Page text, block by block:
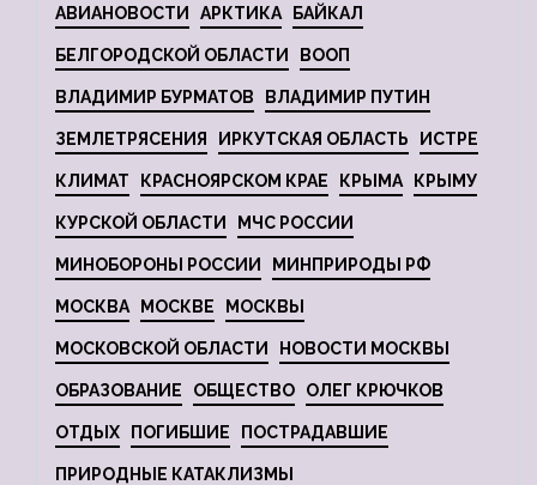
АВИАНОВОСТИ АРКТИКА БАЙКАЛ
БЕЛГОРОДСКОЙ ОБЛАСТИ ВООП
ВЛАДИМИР БУРМАТОВ ВЛАДИМИР ПУТИН
ЗЕМЛЕТРЯСЕНИЯ ИРКУТСКАЯ ОБЛАСТЬ ИСТРЕ
КЛИМАТ КРАСНОЯРСКОМ КРАЕ КРЫМА КРЫМУ
КУРСКОЙ ОБЛАСТИ МЧС РОССИИ
МИНОБОРОНЫ РОССИИ МИНПРИРОДЫ РФ
МОСКВА МОСКВЕ МОСКВЫ
МОСКОВСКОЙ ОБЛАСТИ НОВОСТИ МОСКВЫ
ОБРАЗОВАНИЕ ОБЩЕСТВО ОЛЕГ КРЮЧКОВ
ОТДЫХ ПОГИБШИЕ ПОСТРАДАВШИЕ
ПРИРОДНЫЕ КАТАКЛИЗМЫ